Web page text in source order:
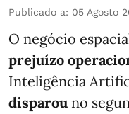
Publicado a: 05 Agosto
O negócio
prejuízo
Inteligência
disparou no